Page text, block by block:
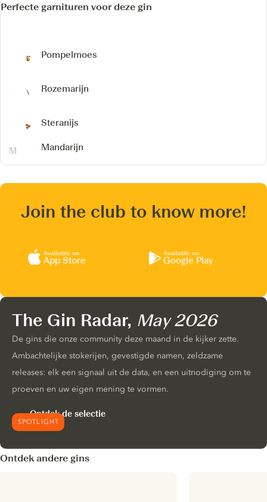
Perfecte garnituren voor deze gin
Pompelmoes
Rozemarijn
Steranijs
Mandarijn
Join the club to know more!
Available on
App Store
Available on
Google Play
SPOTLIGHT
The Gin Radar, May 2026
De gins die onze community deze maand in de kijker zette.
Ambachtelijke stokerijen, gevestigde namen, zeldzame
releases: elk een signaal uit de data, en een uitnodiging om te
proeven en uw eigen mening te vormen.
Ontdek de selectie
Ontdek andere gins